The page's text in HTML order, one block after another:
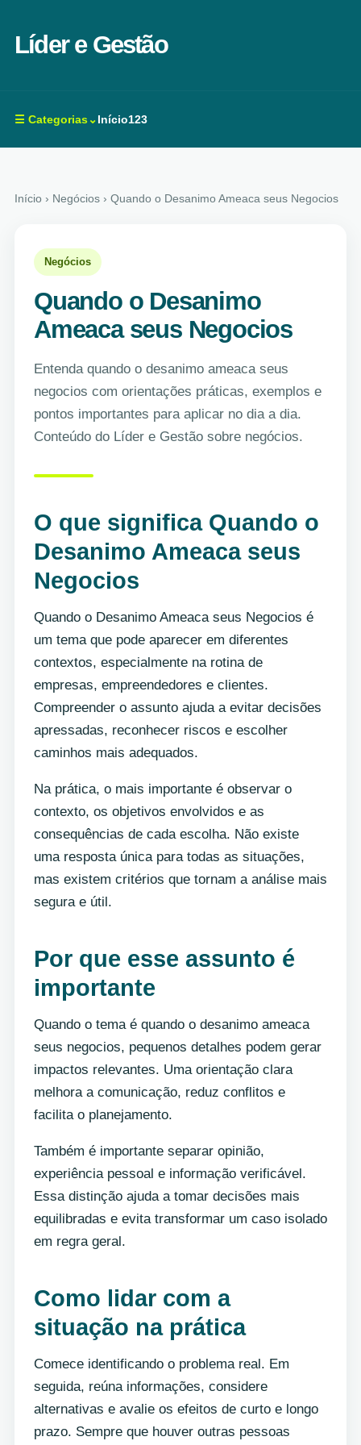
Líder e Gestão
☰ Categorias⌄Início123
Início › Negócios › Quando o Desanimo Ameaca seus Negocios
Negócios
Quando o Desanimo
Ameaca seus Negocios
Entenda quando o desanimo ameaca seus
negocios com orientações práticas, exemplos e
pontos importantes para aplicar no dia a dia.
Conteúdo do Líder e Gestão sobre negócios.
O que significa Quando o
Desanimo Ameaca seus
Negocios
Quando o Desanimo Ameaca seus Negocios é
um tema que pode aparecer em diferentes
contextos, especialmente na rotina de
empresas, empreendedores e clientes.
Compreender o assunto ajuda a evitar decisões
apressadas, reconhecer riscos e escolher
caminhos mais adequados.
Na prática, o mais importante é observar o
contexto, os objetivos envolvidos e as
consequências de cada escolha. Não existe
uma resposta única para todas as situações,
mas existem critérios que tornam a análise mais
segura e útil.
Por que esse assunto é
importante
Quando o tema é quando o desanimo ameaca
seus negocios, pequenos detalhes podem gerar
impactos relevantes. Uma orientação clara
melhora a comunicação, reduz conflitos e
facilita o planejamento.
Também é importante separar opinião,
experiência pessoal e informação verificável.
Essa distinção ajuda a tomar decisões mais
equilibradas e evita transformar um caso isolado
em regra geral.
Como lidar com a
situação na prática
Comece identificando o problema real. Em
seguida, reúna informações, considere
alternativas e avalie os efeitos de curto e longo
prazo. Sempre que houver outras pessoas